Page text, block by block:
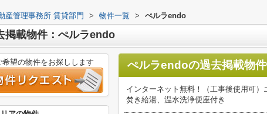
産管理事務所 賃貸部門 > 物件一覧 > ぺルラendo
掲載物件：ぺルラendo
ぺルラendoの過去掲載物
インターネット無料！（工事後使用可
焚き給湯、温水洗浄便座付き
望の物件をお探しします